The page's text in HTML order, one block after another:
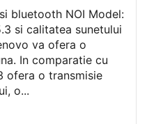
bluetooth NOI Model:
si calitatea sunetului
va ofera o
In comparatie cu
ofera o transmisie
o...